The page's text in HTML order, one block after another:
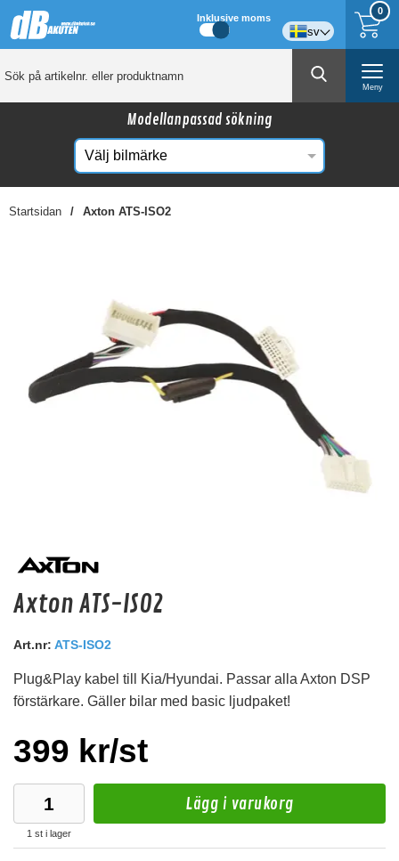
0
Inklusive moms
sv
Meny
Modellanpassad sökning
Startsidan Axton ATS-ISO2
Axton ATS-ISO8V20
Spänningsreducerare för originalradio med 20 volt utspänning
Snabblager 1-3 dagar
249 kr
Axton ATS-ISO2
Art.nr: ATS-ISO2
Plug&Play kabel till Kia/Hyundai. Passar alla Axton DSP
förstärkare. Gäller bilar med basic ljudpaket!
399 kr/st
1 st i lager
Lägg i varukorg